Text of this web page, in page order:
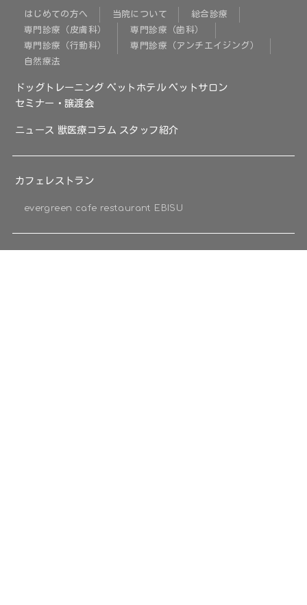
はじめての方へ 当院について
総合診療
専門診療（皮膚科）
専門診療（歯科）
専門診療（行動科）
専門診療（アンチエイジング）
自然療法
ドッグトレーニング ペットホテル ペットサロン
セミナー・譲渡会
ニュース 獣医療コラム スタッフ紹介
カフェレストラン
evergreen cafe restaurant EBISU